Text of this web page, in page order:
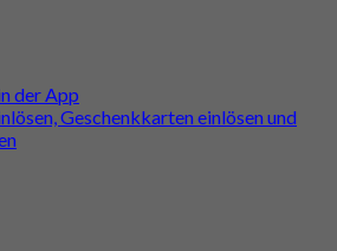
der App
Geschenkkarten einlösen und